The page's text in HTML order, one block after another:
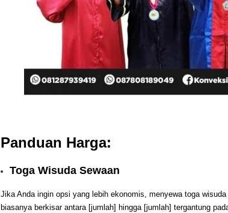
Panduan Harga:
Toga Wisuda Sewaan
Jika Anda ingin opsi yang lebih ekonomis, menyewa toga
biasanya berkisar antara [jumlah] hingga [jumlah] tergantung